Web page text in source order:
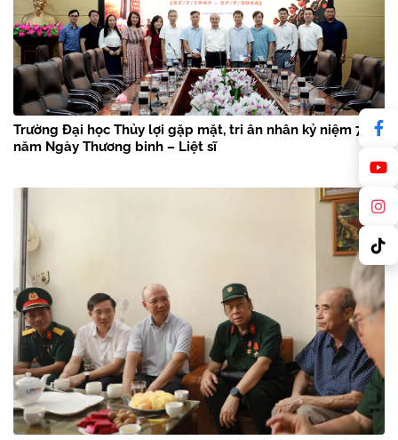
Trường Đại học Thủy lợi gặp mặt, tri ân nhân kỷ niệm 79
năm Ngày Thương binh – Liệt sĩ